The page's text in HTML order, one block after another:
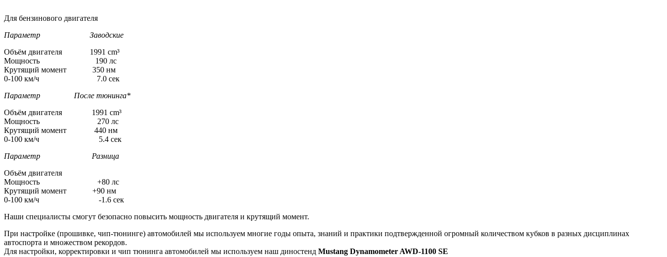
Для бензинового двигателя
Параметр Заводские
Объём двигателя 1991 cm³
Мощность 190 лс
Крутящий момент 350 нм
0-100 км/ч 7.0 сек
Параметр После тюнинга*
Объём двигателя 1991 cm³
Мощность 270 лс
Крутящий момент 440 нм
0-100 км/ч 5.4 сек
Параметр Разница
Объём двигателя
Мощность +80 лс
Крутящий момент +90 нм
0-100 км/ч -1.6 сек
Наши специалисты смогут безопасно повысить мощность двигателя и крутящий момент.
При настройке (прошивке, чип-тюнинге) автомобилей мы используем многие годы опыта, знаний и практики подтвержденной огромный количеством кубков в разных дисциплинах
автоспорта и множеством рекордов.
Для настройки, корректировки и чип тюнинга автомобилей мы используем наш диностенд Mustang Dynamometer AWD-1100 SE